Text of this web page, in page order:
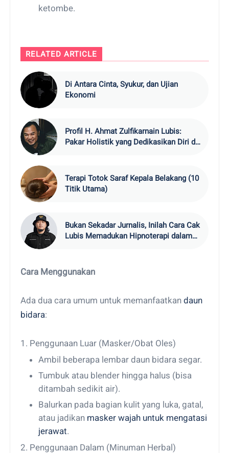
ketombe.
RELATED ARTICLE
Di Antara Cinta, Syukur, dan Ujian
Ekonomi
Profil H. Ahmat Zulfikarnain Lubis:
Pakar Holistik yang Dedikasikan Diri di
Terapi Totok Saraf Kepala Belakang (10
Titik Utama)
Bukan Sekadar Jurnalis, Inilah Cara Cak
Lubis Memadukan Hipnoterapi dalam
Cara Menggunakan
Ada dua cara umum untuk memanfaatkandaun
bidara:
1. Penggunaan Luar (Masker/Obat Oles)
Ambil beberapa lembar daun bidara segar.
Tumbuk atau blender hingga halus (bisa
ditambah sedikit air).
Balurkan pada bagian kulit yang luka, gatal,
atau jadikan masker wajah untuk mengatasi
jerawat.
2. Penggunaan Dalam (Minuman Herbal)